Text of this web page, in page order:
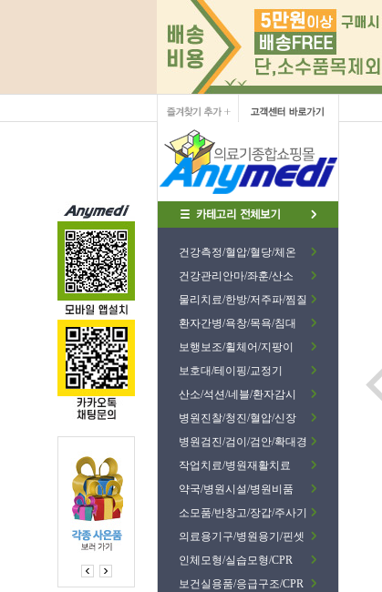
건강측정/혈압/혈당/체온
건강관리안마/좌훈/산소
물리치료/한방/저주파/찜질
환자간병/욕창/목욕/침대
보행보조/휠체어/지팡이
보호대/테이핑/교정기
산소/석션/네블/환자감시
병원진찰/청진/혈압/신장
병원검진/검이/검안/확대경
작업치료/병원재활치료
약국/병원시설/병원비품
소모품/반창고/장갑/주사기
의료용기구/병원용기/핀셋
인체모형/실습모형/CPR
보건실용품/응급구조/CPR